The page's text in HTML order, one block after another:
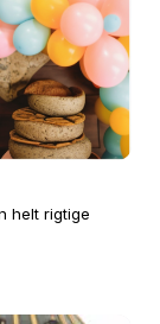
helt rigtige